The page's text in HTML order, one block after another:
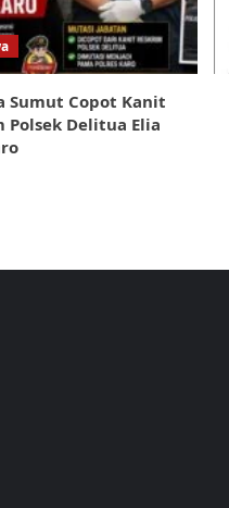
Sumut Copot Kanit
Polsek Delitua Elia